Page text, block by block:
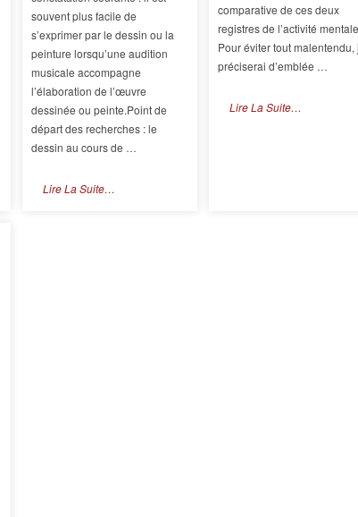
souvent plus facile de
s’exprimer par le dessin ou la
peinture lorsqu’une audition
musicale accompagne
l’élaboration de l’œuvre
dessinée ou peinte.Point de
départ des recherches : le
dessin au cours de …
Lire La Suite…
comparative de ces deux
registres de l’activité
Pour éviter tout malentendu,
préciserai d’emblée …
Lire La Suite…